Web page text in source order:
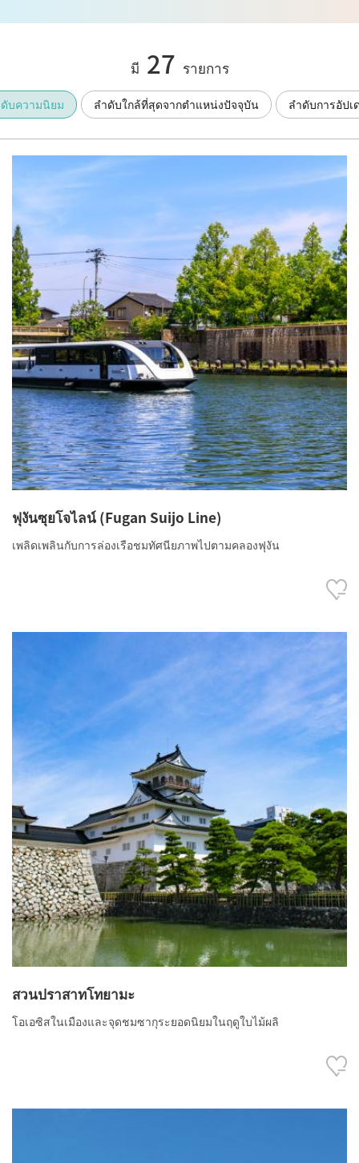
มี 27 รายการ
บความนิยม ลำดับใกล้ที่สุดจากตำแหน่งปัจจุบัน ลำดับการอัปเ
ฟุงันซุยโจไลน์ (Fugan Suijo Line)
เพลิดเพลินกับการล่องเรือชมทัศนียภาพไปตามคลองฟุงัน
สวนปราสาทโทยามะ
โอเอซิสในเมืองและจุดชมซากุระยอดนิยมในฤดูใบไม้ผลิ